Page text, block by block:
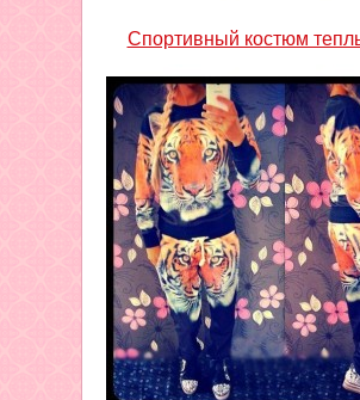
Спортивный костюм